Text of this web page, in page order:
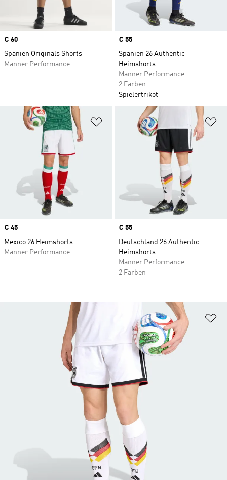
Price
€ 60
Spanien Originals Shorts
Männer Performance
Price
€ 55
Spanien 26 Authentic
Heimshorts
Männer Performance
2 Farben
Spielertrikot
Zur Wunschliste hinzufügen
Price
€ 45
Mexico 26 Heimshorts
Männer Performance
Price
€ 55
Deutschland 26 Authentic
Heimshorts
Männer Performance
2 Farben